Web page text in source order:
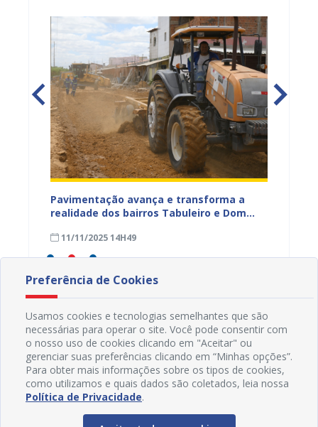
Pavimentação avança e transforma a
realidade dos bairros Tabuleiro e Dom
11/11/2025 14H49
Preferência de Cookies
Usamos cookies e tecnologias semelhantes que são
necessárias para operar o site. Você pode consentir com
o nosso uso de cookies clicando em "Aceitar" ou
gerenciar suas preferências clicando em “Minhas opções”.
Para obter mais informações sobre os tipos de cookies,
como utilizamos e quais dados são coletados, leia nossa
Política de Privacidade.